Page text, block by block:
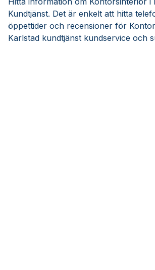
Kundtjänst. Det är enkelt att hitta
öppettider och recensioner för
Karlstad kundtjänst kundservice och